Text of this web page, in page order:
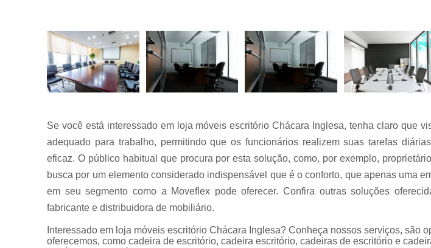
escritórios
Móveis para
escritórios
Reformas
de móveis
Cadeiras de
Cadeiras
Conserto de
Conserto de Cadeiras
Reforma de Cadeira
Estação de
Estação
Se você está interessado em loja móveis escritório Chácara Inglesa, tenha claro que
adequado para trabalho, permitindo que os funcionários realizem suas tarefas
eficaz. O público habitual que procura por esta solução, como, por exemplo,
busca por um elemento considerado indispensável que é o conforto, que apenas uma
em seu segmento como a Moveflex pode oferecer. Confira outras soluções
fabricante e distribuidora de mobiliário.
Interessado em loja móveis escritório Chácara Inglesa? Conheça nossos serviços, são
oferecemos, como cadeira de escritório, cadeira escritório, cadeiras de escritório e